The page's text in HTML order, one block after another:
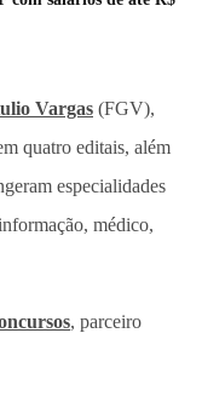
Vargas (FGV),
quatro editais, além
especialidades
médico,
, parceiro